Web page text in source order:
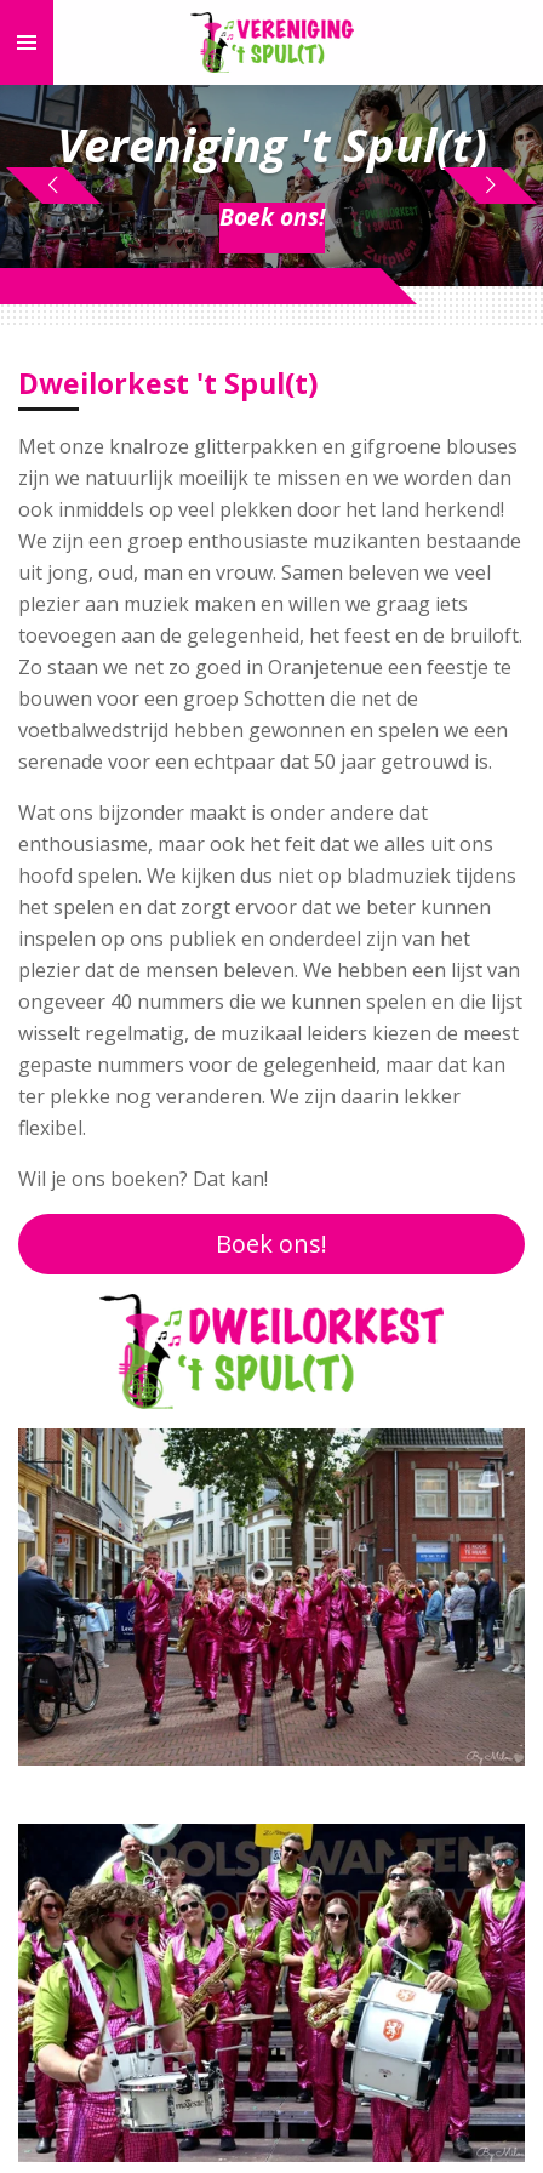
naar
de
hoofdinhoud
Vereniging 't Spul(t)
Boek ons!
Dweilorkest 't Spul(t)
Met onze knalroze glitterpakken en gifgroene blouses
zijn we natuurlijk moeilijk te missen en we worden dan
ook inmiddels op veel plekken door het land herkend!
We zijn een groep enthousiaste muzikanten bestaande
uit jong, oud, man en vrouw. Samen beleven we veel
plezier aan muziek maken en willen we graag iets
toevoegen aan de gelegenheid, het feest en de bruiloft.
Zo staan we net zo goed in Oranjetenue een feestje te
bouwen voor een groep Schotten die net de
voetbalwedstrijd hebben gewonnen en spelen we een
serenade voor een echtpaar dat 50 jaar getrouwd is.
Wat ons bijzonder maakt is onder andere dat
enthousiasme, maar ook het feit dat we alles uit ons
hoofd spelen. We kijken dus niet op bladmuziek tijdens
het spelen en dat zorgt ervoor dat we beter kunnen
inspelen op ons publiek en onderdeel zijn van het
plezier dat de mensen beleven. We hebben een lijst van
ongeveer 40 nummers die we kunnen spelen en die lijst
wisselt regelmatig, de muzikaal leiders kiezen de meest
gepaste nummers voor de gelegenheid, maar dat kan
ter plekke nog veranderen. We zijn daarin lekker
flexibel.
Wil je ons boeken? Dat kan!
Boek ons!